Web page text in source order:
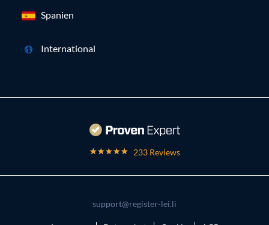
Spanien
International
233 Reviews
support@register-lei.li